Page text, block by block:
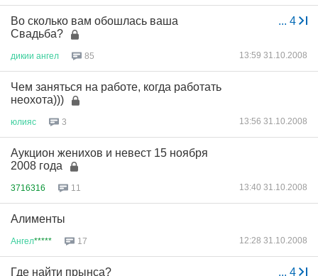
... 4
Во сколько вам обошлась ваша
Свадьба?
дикии ангел 85 13:59 31.10.2008
Чем заняться на работе, когда работать
неохота)))
юлияс 3 13:56 31.10.2008
Аукцион женихов и невест 15 ноября
2008 года
3716316 11 13:40 31.10.2008
Алименты
Ангел***** 17 12:28 31.10.2008
... 4
Где найти прынса?